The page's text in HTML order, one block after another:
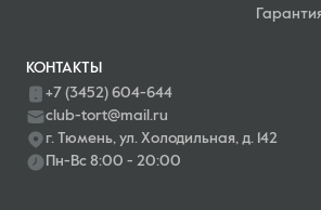
КОНТАКТЫ
+7 (3452) 604-644
club-tort@mail.ru
г. Тюмень, ул. Холодильная, д. 142
Пн-Вс 8:00 - 20:00